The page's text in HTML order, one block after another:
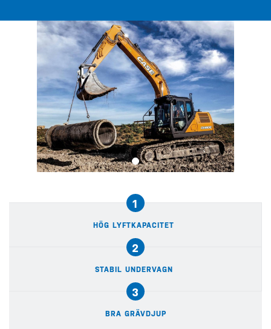
1
HÖG LYFTKAPACITET
2
STABIL UNDERVAGN
3
BRA GRÄVDJUP